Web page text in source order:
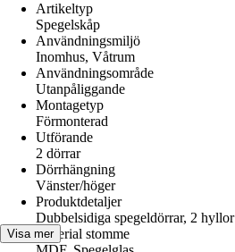
Artikeltyp
Spegelskåp
Användningsmiljö
Inomhus, Våtrum
Användningsområde
Utanpåliggande
Montagetyp
Förmonterad
Utförande
2 dörrar
Dörrhängning
Vänster/höger
Produktdetaljer
Dubbelsidiga spegeldörrar, 2 hyllor
Material stomme
Visa mer